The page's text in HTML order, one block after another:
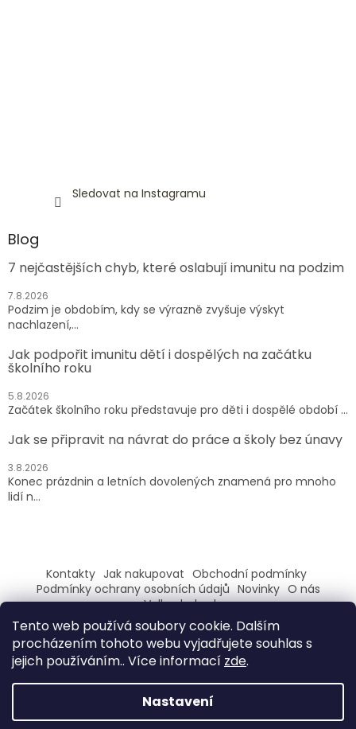
Tento web používá soubory cookie. Dalším
procházením tohoto webu vyjadřujete souhlas s
jejich používáním.. Více informací zde.
Nastavení
Sledovat na Instagramu
Blog
7 nejčastějších chyb, které oslabují imunitu na podzim
7.8.2026
Podzim je obdobím, kdy se výrazně zvyšuje výskyt
nachlazení,...
Jak podpořit imunitu dětí i dospělých na začátku
školního roku
5.8.2026
Začátek školního roku představuje pro děti i dospělé období ...
Jak se připravit na návrat do práce a školy bez únavy
3.8.2026
Konec prázdnin a letních dovolených znamená pro mnoho
lidí n...
Kontakty Jak nakupovat Obchodní podmínky
Podmínky ochrany osobních údajů Novinky O nás
Velkoobchod
ZAREGISTRUJ SE A ZÍSKEJ SLEVU 100,- NA PRVNÍ NÁKUP
Vytvořil Shoptet